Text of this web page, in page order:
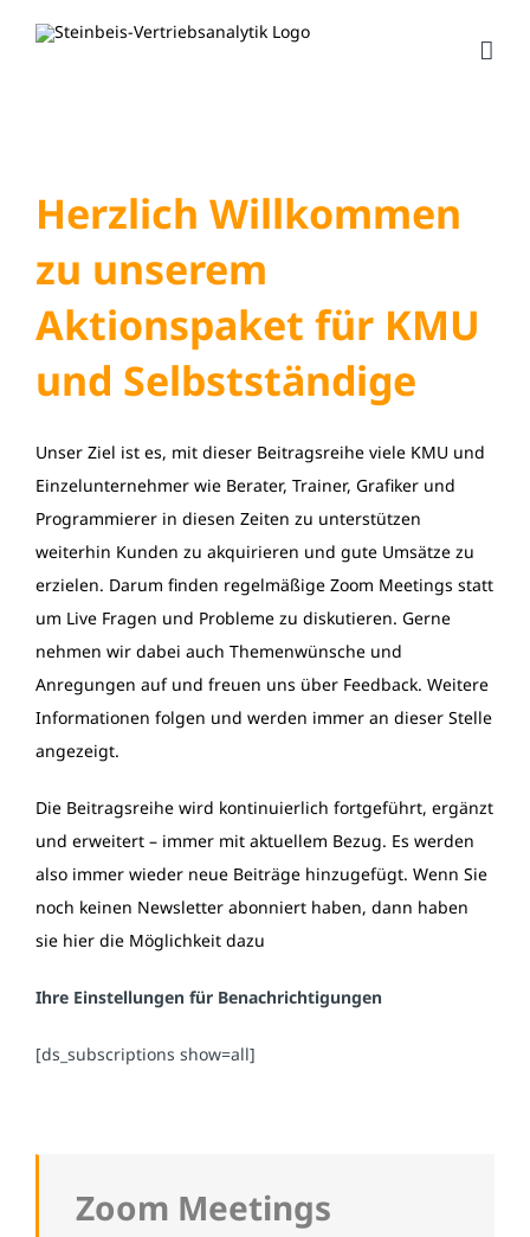
Inhalt
Herzlich Willkommen
zu unserem
Aktionspaket für KMU
und Selbstständige
Unser Ziel ist es, mit dieser Beitragsreihe viele KMU und
Einzelunternehmer wie Berater, Trainer, Grafiker und
Programmierer in diesen Zeiten zu unterstützen
weiterhin Kunden zu akquirieren und gute Umsätze zu
erzielen. Darum finden regelmäßige Zoom Meetings statt
um Live Fragen und Probleme zu diskutieren. Gerne
nehmen wir dabei auch Themenwünsche und
Anregungen auf und freuen uns über Feedback. Weitere
Informationen folgen und werden immer an dieser Stelle
angezeigt.
Die Beitragsreihe wird kontinuierlich fortgeführt, ergänzt
und erweitert – immer mit aktuellem Bezug. Es werden
also immer wieder neue Beiträge hinzugefügt. Wenn Sie
noch keinen Newsletter abonniert haben, dann haben
sie hier die Möglichkeit dazu
Ihre Einstellungen für Benachrichtigungen
[ds_subscriptions show=all]
Zoom Meetings